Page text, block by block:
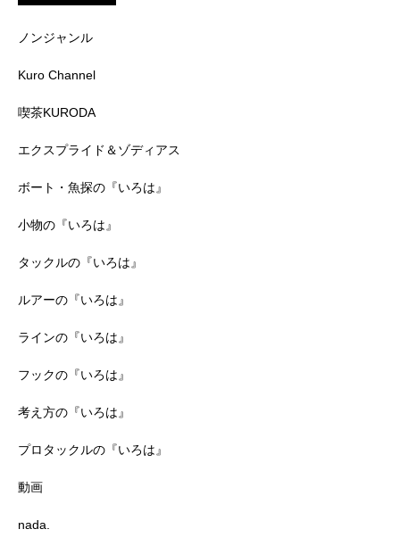
ノンジャンル
Kuro Channel
喫茶KURODA
エクスプライド＆ゾディアス
ボート・魚探の『いろは』
小物の『いろは』
タックルの『いろは』
ルアーの『いろは』
ラインの『いろは』
フックの『いろは』
考え方の『いろは』
プロタックルの『いろは』
動画
nada.